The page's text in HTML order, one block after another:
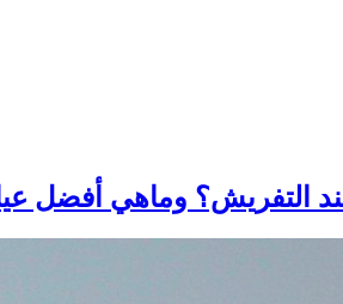
التفريش؟ وماهي أفضل